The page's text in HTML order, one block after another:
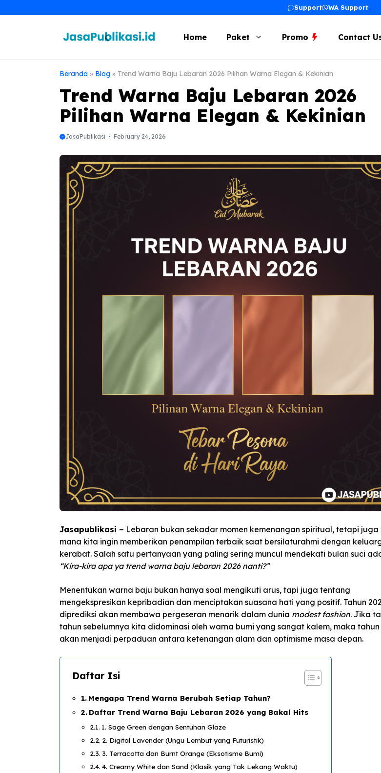
to
Support WA Support
Home Paket Promo Contact
Beranda » Blog » Trend Warna Baju Lebaran 2026 Pilihan Warna Elegan & Kekinian
Trend Warna Baju Lebaran 2026
Pilihan Warna Elegan & Kekinian
JasaPublikasi February 24, 2026
Jasapublikasi – Lebaran bukan sekadar momen kemenangan spiritual, tetapi
mana kita ingin memberikan penampilan terbaik saat bersilaturahmi dengan
kerabat. Salah satu pertanyaan yang paling sering muncul mendekati bulan suci
“Kira-kira apa ya trend warna baju lebaran 2026 nanti?”
Menentukan warna baju bukan hanya soal mengikuti arus, tapi juga tentang
mengekspresikan kepribadian dan menciptakan suasana hati yang positif. Tahun
diprediksi akan membawa pergeseran menarik dalam dunia modest fashion. Jika
tahun sebelumnya kita didominasi oleh warna bumi yang sangat kalem, maka tahun
akan menjadi perpaduan antara ketenangan alam dan optimisme masa depan.
Daftar Isi
Mengapa Trend Warna Berubah Setiap Tahun?
Daftar Trend Warna Baju Lebaran 2026 yang Bakal Hits
1. Sage Green dengan Sentuhan Glaze
2. Digital Lavender (Ungu Lembut yang Futuristik)
3. Terracotta dan Burnt Orange (Eksotisme Bumi)
4. Creamy White dan Sand (Klasik yang Tak Lekang Waktu)